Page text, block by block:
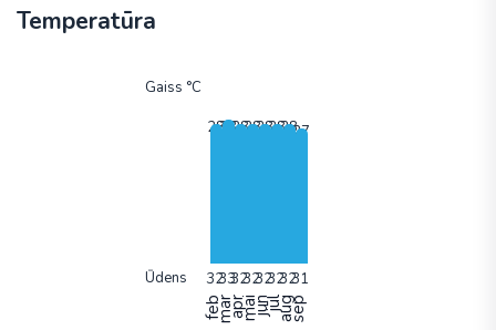
Temperatūra
Gaiss °C
Ūdens
febmaraprmaijunjūlaugsep